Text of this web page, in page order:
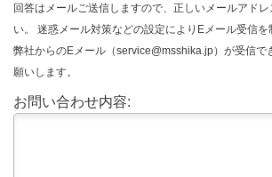
回答はメールご送信しますので、正しいメールアド
い。 迷惑メール対策などの設定によりEメール受信を
弊社からのEメール（service@msshika.jp）が受信で
願いします。
お問い合わせ内容: